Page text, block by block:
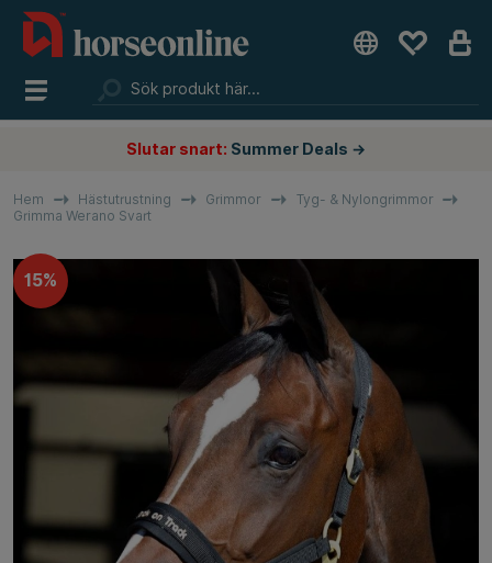
Slutar snart: Summer Deals →
Hem Hästutrustning Grimmor
Tyg- & Nylongrimmor
Grimma Werano Svart
15%